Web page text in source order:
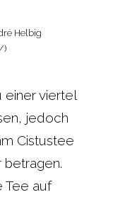
Helbig
)
einer viertel
jedoch
Cistustee
betragen.
Tee auf